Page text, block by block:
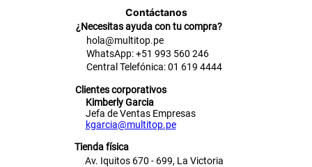
Contáctanos
¿Necesitas ayuda con tu compra?
hola@multitop.pe
WhatsApp: +51 993 560 246
Central Telefónica: 01 619 4444
Clientes corporativos
Kimberly Garcia
Jefa de Ventas Empresas
kgarcia@multitop.pe
Tienda física
Av. Iquitos 670 - 699, La Victoria